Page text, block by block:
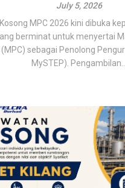
July 5, 2026
MPC 2026 kini dibuka
berminat untuk menyertai
sebagai Penolong
MySTEP). Pengambilan...